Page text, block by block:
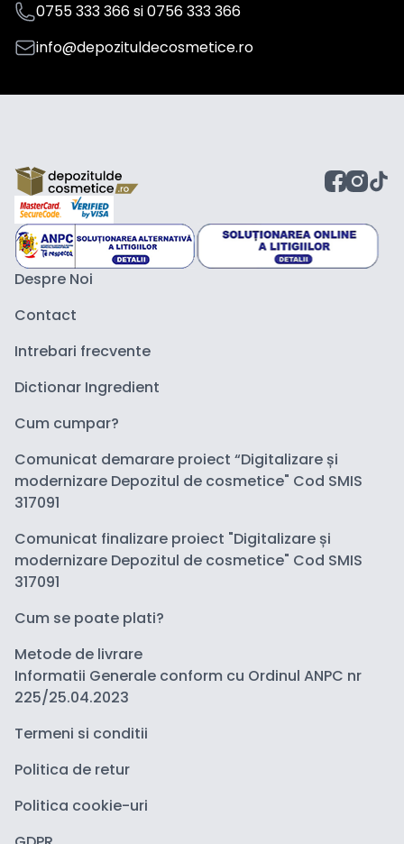
0755 333 366si0756 333 366
info@depozituldecosmetice.ro
Despre Noi
Contact
Intrebari frecvente
Dictionar Ingredient
Cum cumpar?
Comunicat demarare proiect “Digitalizare și
modernizare Depozitul de cosmetice" Cod SMIS
317091
Comunicat finalizare proiect "Digitalizare și
modernizare Depozitul de cosmetice" Cod SMIS
317091
Cum se poate plati?
Metode de livrare
Informatii Generale conform cu Ordinul ANPC nr
225/25.04.2023
Termeni si conditii
Politica de retur
Politica cookie-uri